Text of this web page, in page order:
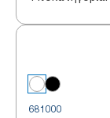
681000